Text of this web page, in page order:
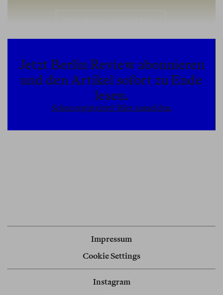
Jetzt Berlin Review abonnieren
und den Artikel sofort zu Ende
lesen.
Schon registriert? Hier anmelden.
Impressum
Cookie Settings
Instagram